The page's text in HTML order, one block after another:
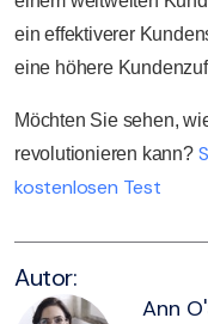
ein effektiverer
eine höhere
Möchten Sie sehen,
revolutionieren kann?
kostenlosen Test
Autor:
Ann